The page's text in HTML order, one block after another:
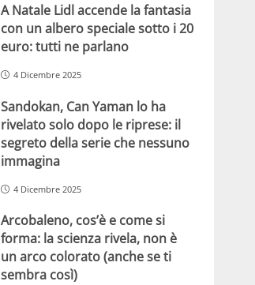
A Natale Lidl accende la fantasia
con un albero speciale sotto i 20
euro: tutti ne parlano
4 Dicembre 2025
Sandokan, Can Yaman lo ha
rivelato solo dopo le riprese: il
segreto della serie che nessuno
immagina
4 Dicembre 2025
Arcobaleno, cos’è e come si
forma: la scienza rivela, non è
un arco colorato (anche se ti
sembra così)